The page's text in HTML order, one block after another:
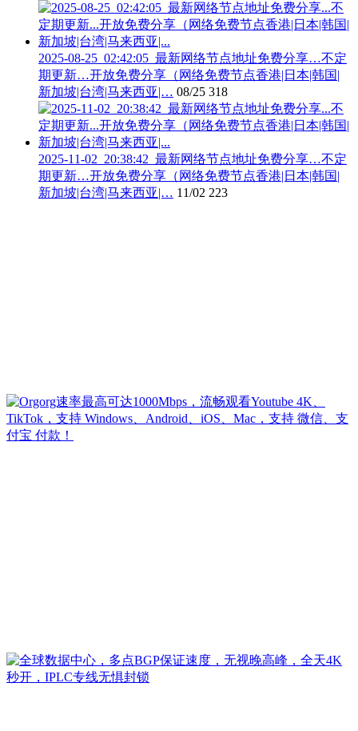
2025-08-25_02:42:05_最新网络节点地址免费分享…不定
期更新…开放免费分享（网络免费节点香港|日本|韩国|
新加坡|台湾|马来西亚|… 08/25 318
2025-11-02_20:38:42_最新网络节点地址免费分享…不定
期更新…开放免费分享（网络免费节点香港|日本|韩国|
新加坡|台湾|马来西亚|… 11/02 223